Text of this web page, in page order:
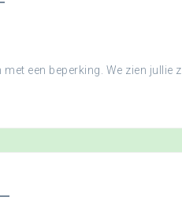
een beperking. We zien jullie